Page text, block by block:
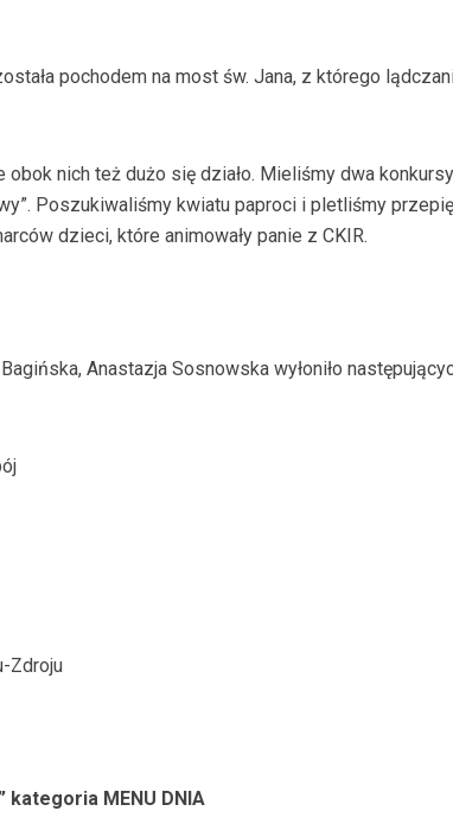
pochodem na most św. Jana, z którego
nich też dużo się działo. Mieliśmy dwa konkursy
Poszukiwaliśmy kwiatu paproci i pletliśmy
dzieci, które animowały panie z CKIR.
Anastazja Sosnowska wyłoniło
Zdroju
kategoria MENU DNIA